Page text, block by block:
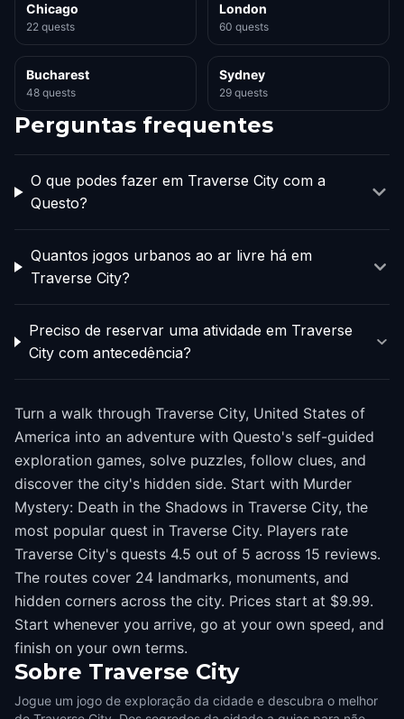
Chicago
22 quests
London
60 quests
Bucharest
48 quests
Sydney
29 quests
Perguntas frequentes
O que podes fazer em Traverse City com a
Questo?
Quantos jogos urbanos ao ar livre há em
Traverse City?
Preciso de reservar uma atividade em Traverse
City com antecedência?
Turn a walk through Traverse City, United States of
America into an adventure with Questo's self-guided
exploration games, solve puzzles, follow clues, and
discover the city's hidden side. Start with Murder
Mystery: Death in the Shadows in Traverse City, the
most popular quest in Traverse City. Players rate
Traverse City's quests 4.5 out of 5 across 15 reviews.
The routes cover 24 landmarks, monuments, and
hidden corners across the city. Prices start at $9.99.
Start whenever you arrive, go at your own speed, and
finish on your own terms.
Sobre Traverse City
Jogue um jogo de exploração da cidade e descubra o melhor